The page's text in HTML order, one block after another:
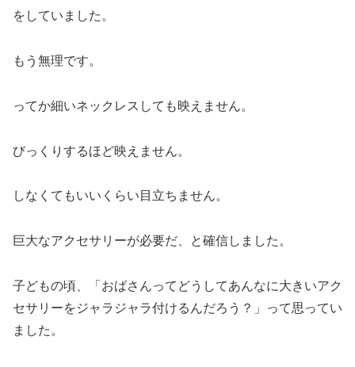
をしていました。
もう無理です。
ってか細いネックレスしても映えません。
びっくりするほど映えません。
しなくてもいいくらい目立ちません。
巨大なアクセサリーが必要だ、と確信しました。
子どもの頃、「おばさんってどうしてあんなに大きいアク
セサリーをジャラジャラ付けるんだろう？」って思ってい
ました。